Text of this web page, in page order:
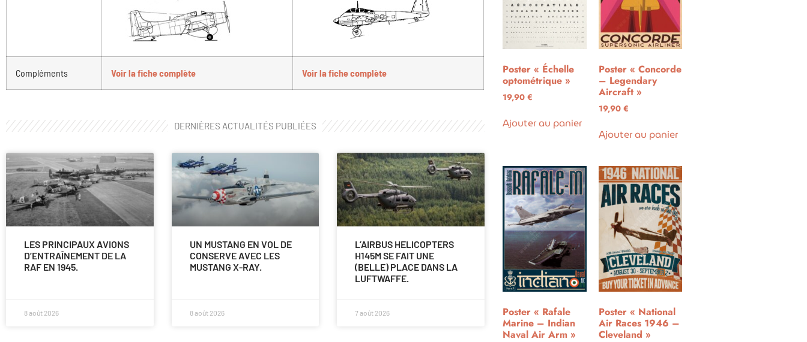
Compléments Voir la fiche complète Voir la fiche complète
DERNIÈRES ACTUALITÉS PUBLIÉES
LES PRINCIPAUX AVIONS
D’ENTRAÎNEMENT DE LA
RAF EN 1945.
8 août 2026
UN MUSTANG EN VOL DE
CONSERVE AVEC LES
MUSTANG X-RAY.
8 août 2026
L’AIRBUS HELICOPTERS
H145M SE FAIT UNE
(BELLE) PLACE DANS LA
LUFTWAFFE.
7 août 2026
Poster « Échelle
optométrique »
19,90 €
Ajouter au panier
Poster « Concorde
– Legendary
Aircraft »
19,90 €
Ajouter au panier
Poster « Rafale
Marine – Indian
Naval Air Arm »
Poster « National
Air Races 1946 –
Cleveland »